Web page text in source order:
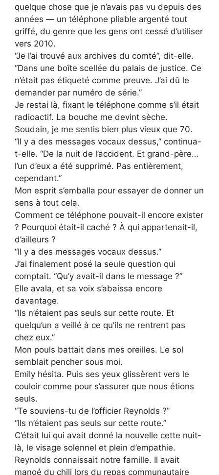
quelque chose que je n’avais pas vu depuis des
années — un téléphone pliable argenté tout
griffé, du genre que les gens ont cessé d’utiliser
vers 2010.
“Je l’ai trouvé aux archives du comté”, dit-elle.
“Dans une boîte scellée du palais de justice. Ce
n’était pas étiqueté comme preuve. J’ai dû le
demander par numéro de série.”
Je restai là, fixant le téléphone comme s’il était
radioactif. La bouche me devint sèche.
Soudain, je me sentis bien plus vieux que 70.
“Il y a des messages vocaux dessus,” continua-
t-elle. “De la nuit de l’accident. Et grand-père…
l’un d’eux a été supprimé. Pas entièrement,
cependant.”
Mon esprit s’emballa pour essayer de donner un
sens à tout cela.
Comment ce téléphone pouvait-il encore exister
? Pourquoi était-il caché ? À qui appartenait-il,
d’ailleurs ?
“Il y a des messages vocaux dessus.”
J’ai finalement posé la seule question qui
comptait. “Qu’y avait-il dans le message ?”
Elle avala, et sa voix s’abaissa encore
davantage.
“Ils n’étaient pas seuls sur cette route. Et
quelqu’un a veillé à ce qu’ils ne rentrent pas
chez eux.”
Mon pouls battait dans mes oreilles. Le sol
semblait pencher sous moi.
Emily hésita. Puis ses yeux glissèrent vers le
couloir comme pour s’assurer que nous étions
seuls.
“Te souviens-tu de l’officier Reynolds ?”
“Ils n’étaient pas seuls sur cette route.”
C’était lui qui avait donné la nouvelle cette nuit-
là, le visage solennel et plein d’empathie.
Reynolds connaissait notre famille. Il avait
mangé du chili lors du repas communautaire